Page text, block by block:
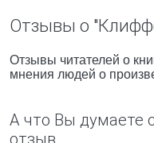
Отзывы о
Отзывы читателей о
мнения людей о
А что Вы думаете
отзыв.